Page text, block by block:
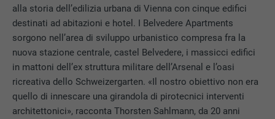
alla storia dell’edilizia urbana di Vienna con cinque edifici
destinati ad abitazioni e hotel. I Belvedere Apartments
sorgono nell’area di sviluppo urbanistico compresa fra la
nuova stazione centrale, castel Belvedere, i massicci edifici
in mattoni dell’ex struttura militare dell’Arsenal e l’oasi
ricreativa dello Schweizergarten. «Il nostro obiettivo non era
quello di innescare una girandola di pirotecnici interventi
architettonici», racconta Thorsten Sahlmann, da 20 anni